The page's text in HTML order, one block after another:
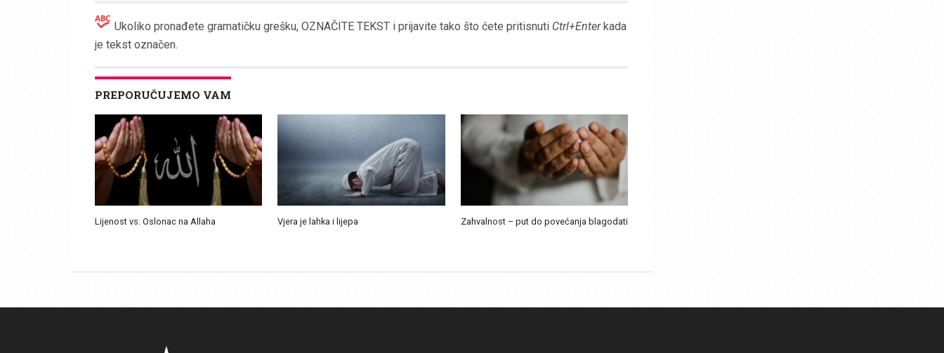
Ukoliko pronađete gramatičku grešku, OZNAČITE TEKST i prijavite tako što ćete pritisnuti Ctrl+Enterkada
je tekst označen.
PREPORUČUJEMO VAM
Lijenost vs. Oslonac na Allaha Vjera je lahka i lijepa Zahvalnost – put do povećanja blagodati